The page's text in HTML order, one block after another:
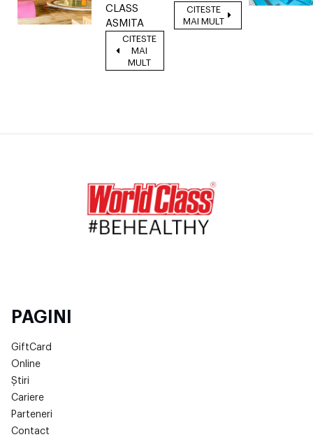
CLASS
ASMITA
CITESTE
MAI
MULT
CITESTE
MAI MULT
PAGINI
GiftCard
Online
Știri
Cariere
Parteneri
Contact